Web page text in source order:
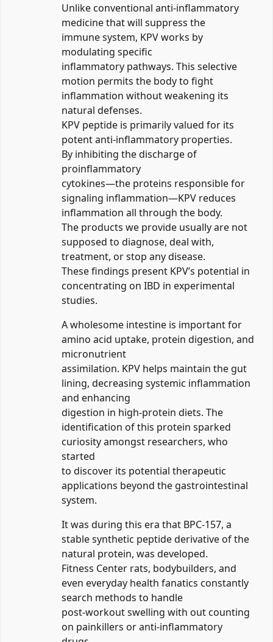
Unlike conventional anti-inflammatory
medicine that will suppress the
immune system, KPV works by
modulating specific
inflammatory pathways. This selective
motion permits the body to fight
inflammation without weakening its
natural defenses.
KPV peptide is primarily valued for its
potent anti-inflammatory properties.
By inhibiting the discharge of
proinflammatory
cytokines—the proteins responsible for
signaling inflammation—KPV reduces
inflammation all through the body.
The products we provide usually are not
supposed to diagnose, deal with,
treatment, or stop any disease.
These findings present KPV’s potential in
concentrating on IBD in experimental
studies.
A wholesome intestine is important for
amino acid uptake, protein digestion, and
micronutrient
assimilation. KPV helps maintain the gut
lining, decreasing systemic inflammation
and enhancing
digestion in high-protein diets. The
identification of this protein sparked
curiosity amongst researchers, who
started
to discover its potential therapeutic
applications beyond the gastrointestinal
system.
It was during this era that BPC-157, a
stable synthetic peptide derivative of the
natural protein, was developed.
Fitness Center rats, bodybuilders, and
even everyday health fanatics constantly
search methods to handle
post-workout swelling with out counting
on painkillers or anti-inflammatory